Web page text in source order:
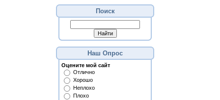
Поиск
Наш Опрос
Оцените мой сайт
Отлично
Хорошо
Неплохо
Плохо